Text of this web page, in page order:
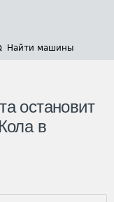
Найти машины
остановит
в